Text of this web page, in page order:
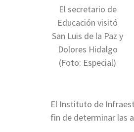
El secretario de
Educación visitó
San Luis de la Paz y
Dolores Hidalgo
(Foto: Especial)
El Instituto de
fin de determinar las